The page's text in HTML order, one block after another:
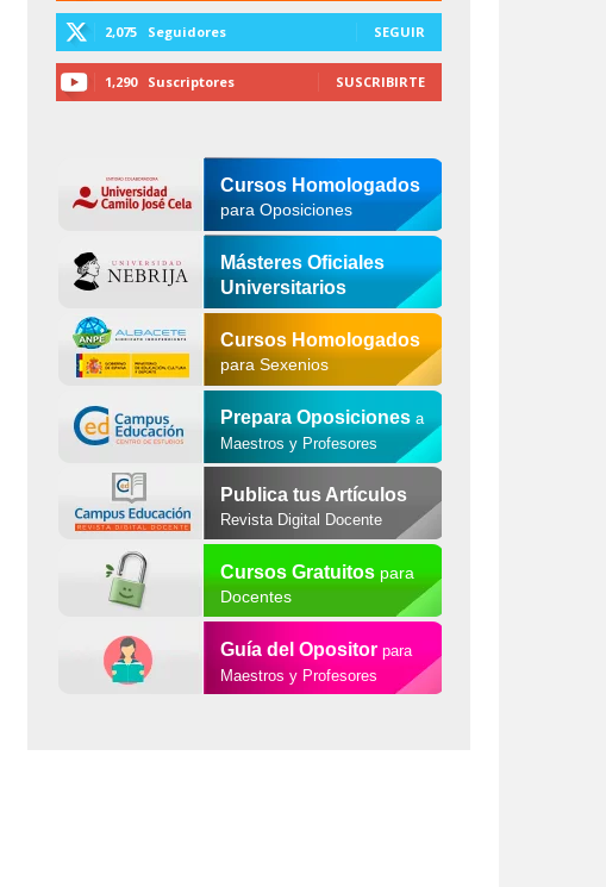
2,075 Seguidores SEGUIR
1,290 Suscriptores SUSCRIBIRTE
Cursos Homologados
para Oposiciones
Másteres Oficiales
Universitarios
Cursos Homologados
para Sexenios
Prepara Oposiciones a
Maestros y Profesores
Publica tus Artículos
Revista Digital Docente
Cursos Gratuitospara
Docentes
Guía del Opositor para
Maestros y Profesores